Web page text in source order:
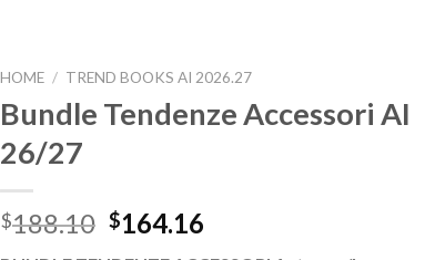
HOME / TREND BOOKS AI 2026.27
Bundle Tendenze Accessori AI
26/27
$188.10 Il
$164.16